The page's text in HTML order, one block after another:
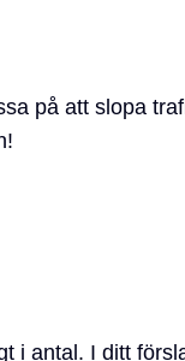
på att slopa
i antal. I ditt